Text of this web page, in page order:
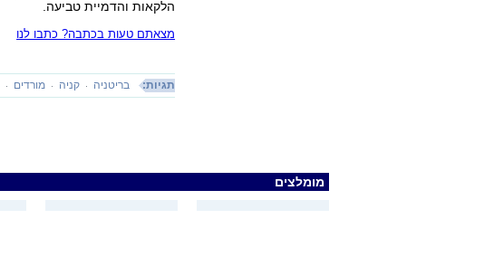
הלקאות והדמיית טביעה.
מצאתם טעות בכתבה? כתבו לנו
תגיות: בריטניה קניה מורדים
מומלצים